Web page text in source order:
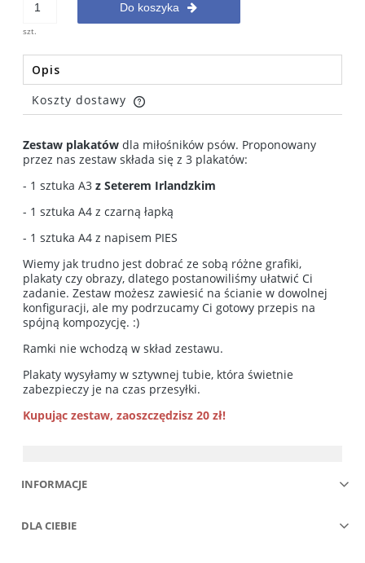
szt.
Do koszyka
Opis
Koszty dostawy
Cena nie zawiera ewentualnych kosztów płatności
Zestaw plakatów dla miłośników psów. Proponowany
przez nas zestaw składa się z 3 plakatów:
- 1 sztuka A3 z Seterem Irlandzkim
- 1 sztuka A4 z czarną łapką
- 1 sztuka A4 z napisem PIES
Wiemy jak trudno jest dobrać ze sobą różne grafiki,
plakaty czy obrazy, dlatego postanowiliśmy ułatwić Ci
zadanie. Zestaw możesz zawiesić na ścianie w dowolnej
konfiguracji, ale my podrzucamy Ci gotowy przepis na
spójną kompozycję. :)
Ramki nie wchodzą w skład zestawu.
Plakaty wysyłamy w sztywnej tubie, która świetnie
zabezpieczy je na czas przesyłki.
Kupując zestaw, zaoszczędzisz 20 zł!
INFORMACJE
DLA CIEBIE